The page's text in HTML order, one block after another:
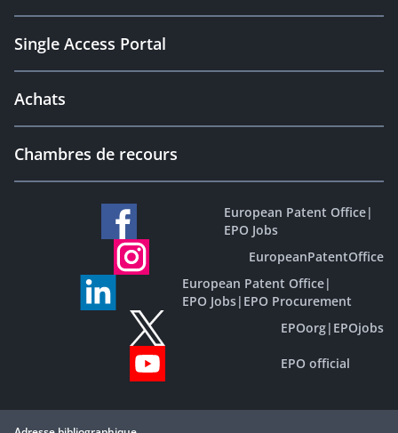
Single Access Portal
Achats
Chambres de recours
European Patent Office|
EPO Jobs
EuropeanPatentOffice
European Patent Office|
EPO Jobs| EPO Procurement
EPOorg| EPOjobs
EPO official